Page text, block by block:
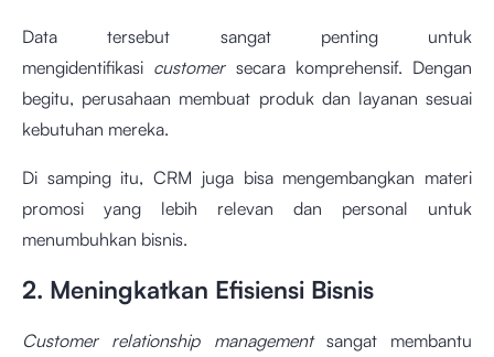
Data tersebut sangat penting untuk
mengidentifikasi customer secara komprehensif. Dengan
begitu, perusahaan membuat produk dan layanan sesuai
kebutuhan mereka.
Di samping itu, CRM juga bisa mengembangkan materi
promosi yang lebih relevan dan personal untuk
menumbuhkan bisnis.
2. Meningkatkan Efisiensi Bisnis
Customer relationship managementsangat membantu